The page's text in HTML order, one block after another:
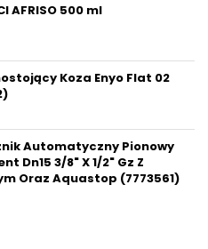
AFRISO 500 ml
Koza Enyo Flat 02
Automatyczny Pionowy
Dn15 3/8" X 1/2" Gz Z
Oraz Aquastop (7773561)